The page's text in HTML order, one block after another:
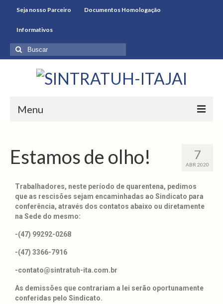
Seja nosso Parceiro Documentos Homologação
Informativos
Menu
Sindicato
Documentos Homologação
Gerar Boletos
Contato
7
ABR 2020
Estamos de olho!
Trabalhadores, neste período de quarentena, pedimos
que as rescisões sejam encaminhadas ao Sindicato para
conferência, através dos contatos abaixo ou diretamente
na Sede do mesmo:
-(47) 99292-0268
-(47) 3366-7916
-contato@sintratuh-ita.com.br
As demissões que contrariam a lei serão oportunamente
conferidas pelo Sindicato.